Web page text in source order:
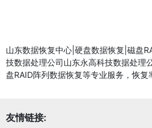
山东数据恢复中心|硬盘数据恢复|磁盘
技数据处理公司山东永高科技数据处理
盘RAID阵列数据恢复等专业服务，恢复
友情链接: